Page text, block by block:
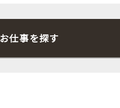
お仕事を探す